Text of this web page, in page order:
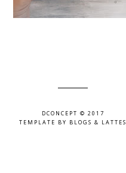
DCONCEPT © 2017
TEMPLATE BY BLOGS & LATTES